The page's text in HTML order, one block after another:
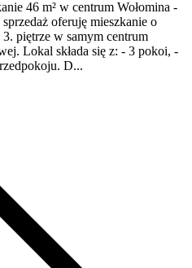
46 m² w centrum Wołomina -
oferuję mieszkanie o
piętrze w samym centrum
Lokal składa się z: - 3 pokoi, -
D...